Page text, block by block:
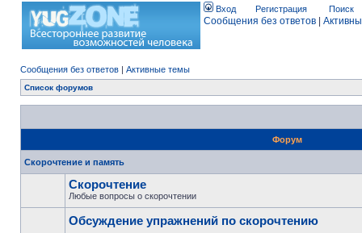
Вход Регистрация Поиск
Сообщения без ответов
Сообщения без ответов | Активные темы
Список форумов
Форум
Скорочтение и память
Скорочтение
Любые вопросы о скорочтении
Обсуждение упражнений по скорочтению